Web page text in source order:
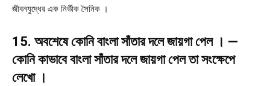
জীবনযুদ্ধের এক নির্ভীক সৈনিক ।
15. অবশেষে কোনি বাংলা সাঁতার দলে জায়গা পেল । —
কোনি কাভাবে বাংলা সাঁতার দলে জায়গা পেল তা সংক্ষেপে
লেখো ।